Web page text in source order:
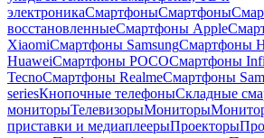
электроникаСмартфоныСмартфоны
восстановленныеСмартфоны Apple
XiaomiСмартфоны SamsungСмартфоны
HuaweiСмартфоны POCOСмартфоны
TecnoСмартфоны RealmeСмартфоны
seriesКнопочные телефоныСкладные
мониторыТелевизорыМониторы
приставки и медиаплеерыПроекторы